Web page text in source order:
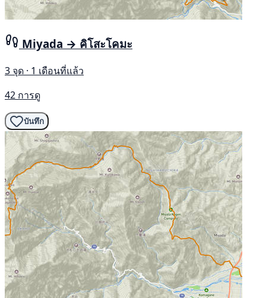
Miyada → คิโสะโคมะ
3 จุด · 1 เดือนที่แล้ว
42 การดู
บันทึก